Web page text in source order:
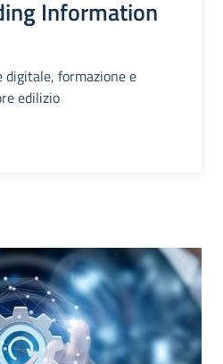
Information
formazione e
edilizio